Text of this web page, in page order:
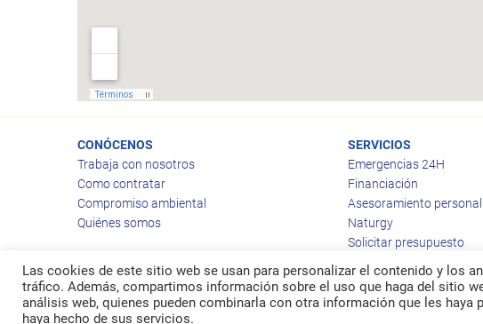
CONÓCENOS
Trabaja con nosotros
Como contratar
Compromiso ambiental
Quiénes somos
SERVICIOS
Emergencias 24H
Financiación
Asesoramiento
Naturgy
Solicitar presupuesto
© 2026Ragas
Las cookies de este sitio web se usan para personalizar el contenido y los
tráfico. Además, compartimos información sobre el uso que haga del sitio
análisis web, quienes pueden combinarla con otra información que les
haya hecho de sus servicios.